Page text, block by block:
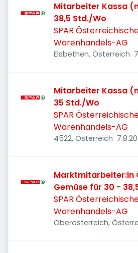
Mitarbeiter Kassa
38,5 Std./Wo
SPAR
Warenhandels-AG
Elsbethen, Österreich
Mitarbeiter Kassa
35 Std./Wo
SPAR
Warenhandels-AG
4522, Österreich
Marktmitarbeiter:in
Gemüse für 30 -
SPAR
Warenhandels-AG
Oberösterreich,